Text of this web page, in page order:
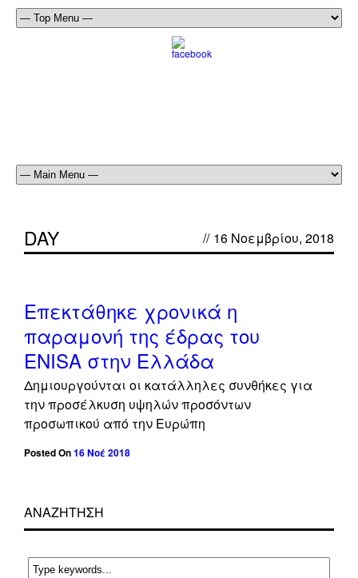
DAY // 16 Νοεμβρίου, 2018
Επεκτάθηκε χρονικά η
παραμονή της έδρας του
ENISA στην Ελλάδα
Δημιουργούνται οι κατάλληλες συνθήκες για
την προσέλκυση υψηλών προσόντων
προσωπικού από την Ευρώπη
Posted On16 Νοέ 2018
ΑΝΑΖΗΤΗΣΗ